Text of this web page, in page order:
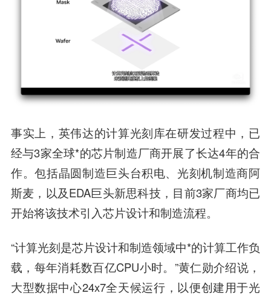
事实上，英伟达的计算光刻库在研发过程中，已
经与3家全球*的芯片制造厂商开展了长达4年的合
作。包括晶圆制造巨头台积电、光刻机制造商阿
斯麦，以及EDA巨头新思科技，目前3家厂商均已
开始将该技术引入芯片设计和制造流程。
“计算光刻是芯片设计和制造领域中*的计算工作负
载，每年消耗数百亿CPU小时。”黄仁勋介绍说，
大型数据中心24x7全天候运行，以便创建用于光